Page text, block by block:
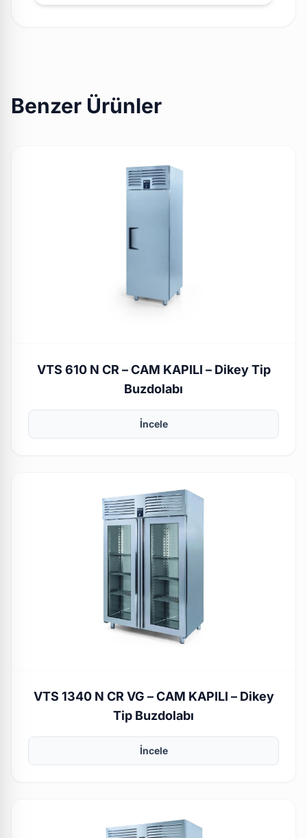
Benzer Ürünler
VTS 610 N CR – CAM KAPILI – Dikey Tip
Buzdolabı
İncele
VTS 1340 N CR VG – CAM KAPILI – Dikey
Tip Buzdolabı
İncele